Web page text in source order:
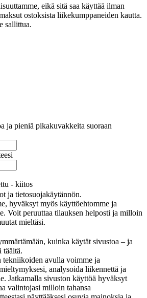
eikä sitä saa käyttää ilman
ostoksista liikekumppaneiden kautta.
sallittua.
ja pieniä pikakuvakkeita suoraan
- kiitos
ja tietosuojakäytännön.
hyväksyt myös käyttöehtomme ja
Voit peruuttaa tilauksen helposti ja milloin
mieltäsi.
kuinka käytät sivustoa – ja
täältä.
tekniikoiden avulla voimme ja
analysoida liikennettä ja
Jatkamalla sivuston käyttöä hyväksyt
valintojasi milloin tahansa